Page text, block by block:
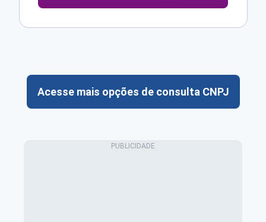
Acesse mais opções de consulta CNPJ